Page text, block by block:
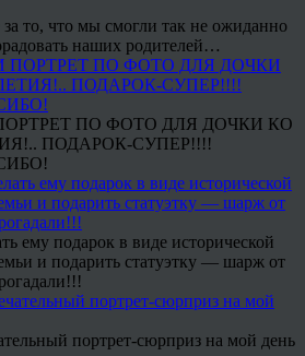
то, что мы смогли так не ожиданно
наших родителей…
ПО ФОТО ДЛЯ ДОЧКИ КО
ПОДАРОК-СУПЕР!!!!
ему подарок в виде исторической
и подарить статуэтку — шарж от
портрет-сюрприз на мой день